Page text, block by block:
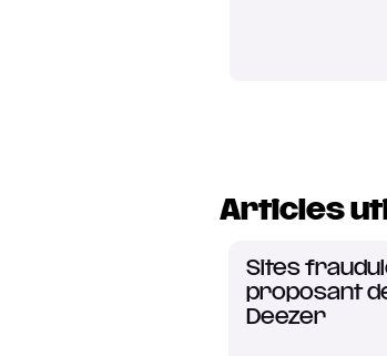
Articles
Sites
proposant
Deezer